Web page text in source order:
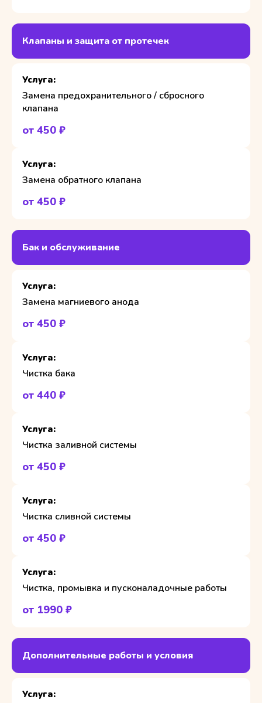
Клапаны и защита от протечек
Замена предохранительного / сбросного
клапана
от 450 ₽
Замена обратного клапана
от 450 ₽
Бак и обслуживание
Замена магниевого анода
от 450 ₽
Чистка бака
от 440 ₽
Чистка заливной системы
от 450 ₽
Чистка сливной системы
от 450 ₽
Чистка, промывка и пусконаладочные работы
от 1990 ₽
Дополнительные работы и условия